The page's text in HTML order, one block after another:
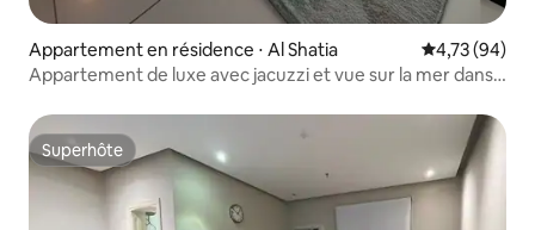
Appartement en résidence ⋅ Al Shatia Évaluation
4,73 (94)
Appartement de luxe avec jacuzzi et vue sur la mer dans
Superhôte
Superhôte